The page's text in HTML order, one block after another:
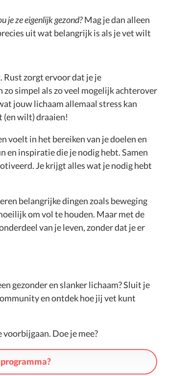
je ze eigenlijk gezond?Mag je dan alleen
uit wat belangrijk is als je vet wilt
. Rust zorgt ervoor dat je je
simpel als zo veel mogelijk achterover
jouw lichaam allemaal stress kan
(en wilt) draaien!
voelt in het bereiken van je doelen en
en inspiratie die je nodig hebt. Samen
Je krijgt alles wat je nodig hebt
belangrijke dingen zoals beweging
om vol te houden. Maar met de
van je leven, zonder dat je er
gezonder en slanker lichaam? Sluit je
en ontdek hoe jij vet kunt
voorbijgaan. Doe je mee?